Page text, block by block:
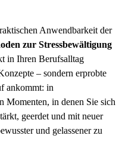
Anwendbarkeit der
zur Stressbewältigung
in Ihren Berufsalltag
– sondern erprobte
ankommt: in
Momenten, in denen Sie sich
geerdet und mit neuer
und gelassener zu